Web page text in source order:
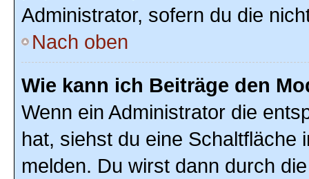
Administrator, sofern du die
Nach oben
Wie kann ich Beiträge den
Wenn ein Administrator die
hat, siehst du eine Schaltfläche
melden. Du wirst dann durch